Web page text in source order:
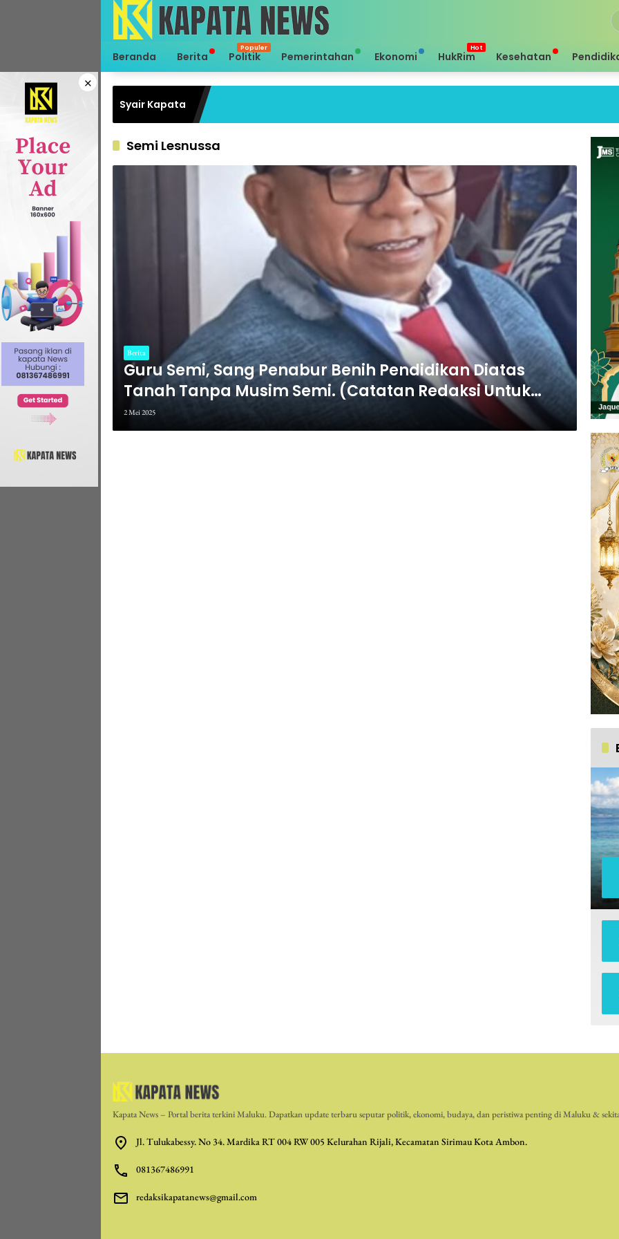
Beranda Berita Politik Pemerintahan Ekonomi HukRim Kesehatan
×
Syair Kapata
Semi Lesnussa
Berita
Guru Semi, Sang Penabur Benih Pendidikan Diatas
Tanah Tanpa Musim Semi. (Catatan Redaksi Untuk
Hardiknas 2025).
2 Mei 2025
Kapata News – Portal berita terkini Maluku. Dapatkan update terbaru seputar politik, ekonomi, budaya, dan peristiwa penting di Maluku &
Jl. Tulukabessy. No 34. Mardika RT 004 RW 005 Kelurahan Rijali, Kecamatan Sirimau Kota Ambon.
081367486991
redaksikapatanews@gmail.com